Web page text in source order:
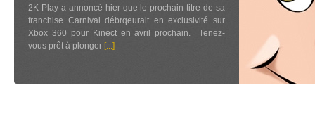
2K Play a annoncé hier que le prochain titre de sa
franchise Carnival débrqeurait en exclusivité sur
Xbox 360 pour Kinect en avril prochain. Tenez-
vous prêt à plonger [...]